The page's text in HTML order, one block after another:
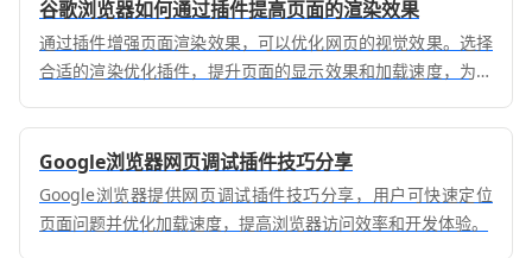
谷歌浏览器如何通过插件提高页面的渲染效果
通过插件增强页面渲染效果，可以优化网页的视觉效果。选择
合适的渲染优化插件，提升页面的显示效果和加载速度，为用
Google浏览器网页调试插件技巧分享
Google浏览器提供网页调试插件技巧分享，用户可快速定位
页面问题并优化加载速度，提高浏览器访问效率和开发体验。